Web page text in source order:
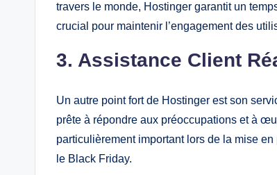
travers le monde, Hostinger garantit un
crucial pour maintenir l’engagement des
3. Assistance Client
Un autre point fort de Hostinger est son
prête à répondre aux préoccupations et à
particulièrement important lors de la mise
le Black Friday.